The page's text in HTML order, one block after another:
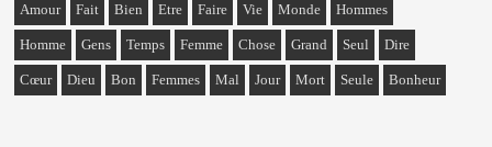
Amour Fait Bien Etre Faire Vie Monde Hommes
Homme Gens Temps Femme Chose Grand Seul Dire
Cœur Dieu Bon Femmes Mal Jour Mort Seule Bonheur